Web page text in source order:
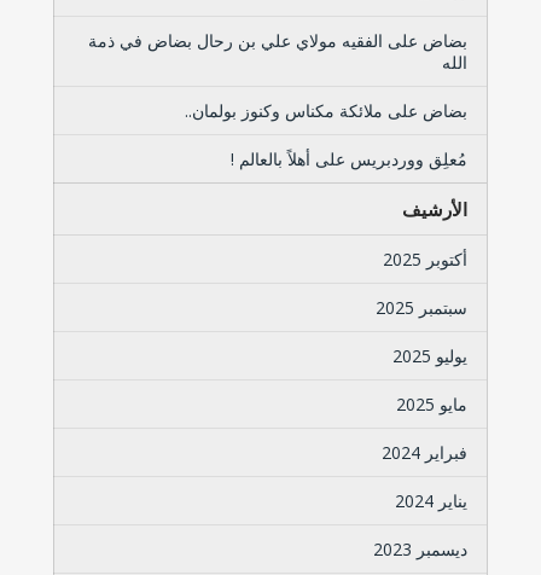
بضاض على الفقيه مولاي علي بن رحال بضاض في ذمة
الله
بضاض على ملائكة مكناس وكنوز بولمان..
مُعلِق ووردبريس على أهلاً بالعالم !
الأرشيف
أكتوبر 2025
سبتمبر 2025
يوليو 2025
مايو 2025
فبراير 2024
يناير 2024
ديسمبر 2023